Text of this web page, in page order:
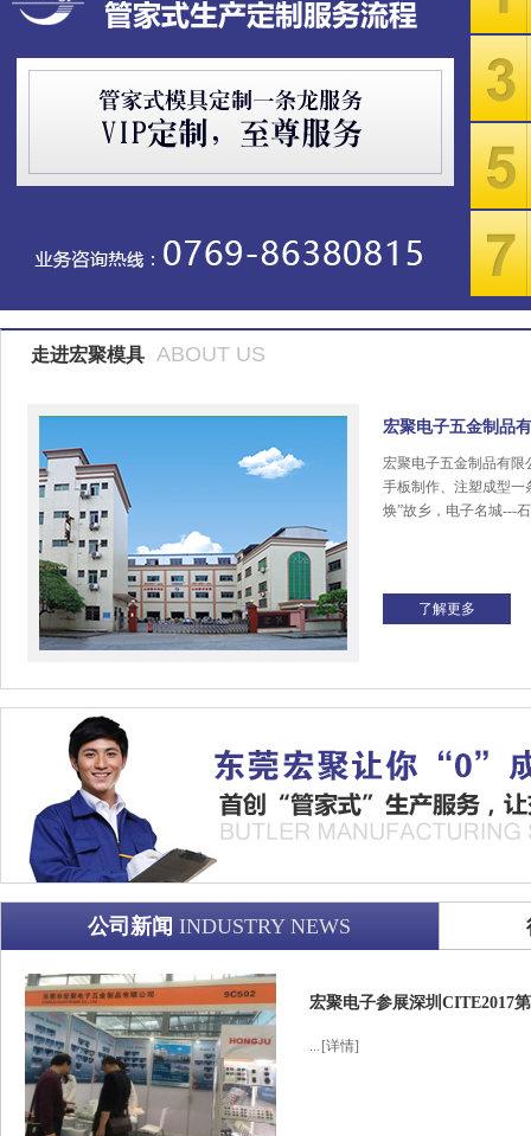
走进宏聚模具 ABOUT US
宏聚电子五金制品
宏聚电子五金制品有限
手板制作、注塑成型一
焕”故乡，电子名城---
了解更多
公司新闻 INDUSTRY NEWS
宏聚电子参展深圳CITE2017
... [详情]